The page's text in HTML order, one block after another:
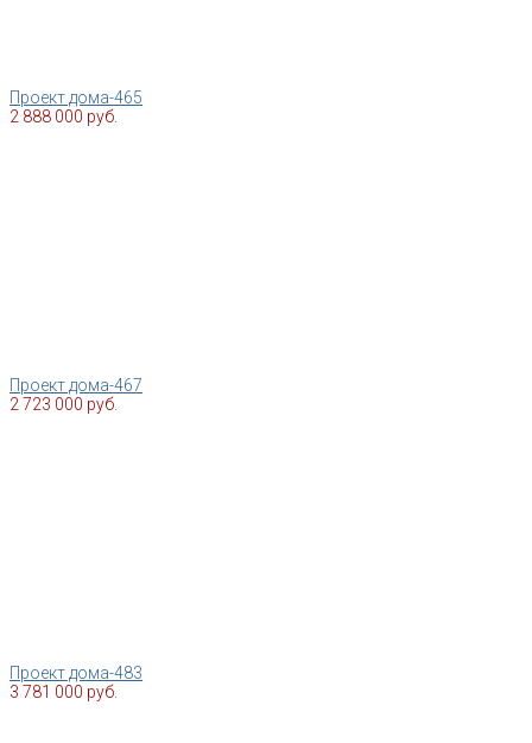
Проект дома-465
2 888 000 руб.
Проект дома-467
2 723 000 руб.
Проект дома-483
3 781 000 руб.